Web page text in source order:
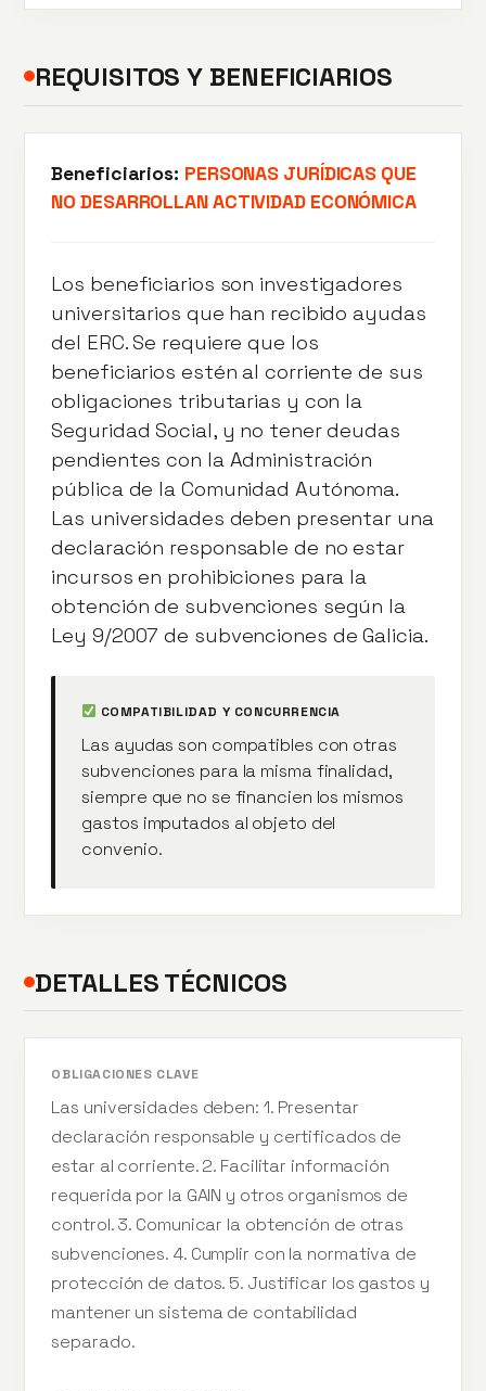
REQUISITOS Y BENEFICIARIOS
Beneficiarios: PERSONAS JURÍDICAS QUE
NO DESARROLLAN ACTIVIDAD ECONÓMICA
Los beneficiarios son investigadores
universitarios que han recibido ayudas
del ERC. Se requiere que los
beneficiarios estén al corriente de sus
obligaciones tributarias y con la
Seguridad Social, y no tener deudas
pendientes con la Administración
pública de la Comunidad Autónoma.
Las universidades deben presentar una
declaración responsable de no estar
incursos en prohibiciones para la
obtención de subvenciones según la
Ley 9/2007 de subvenciones de Galicia.
COMPATIBILIDAD Y CONCURRENCIA
Las ayudas son compatibles con otras
subvenciones para la misma finalidad,
siempre que no se financien los mismos
gastos imputados al objeto del
convenio.
DETALLES TÉCNICOS
OBLIGACIONES CLAVE
Las universidades deben: 1. Presentar
declaración responsable y certificados de
estar al corriente. 2. Facilitar información
requerida por la GAIN y otros organismos de
control. 3. Comunicar la obtención de otras
subvenciones. 4. Cumplir con la normativa de
protección de datos. 5. Justificar los gastos y
mantener un sistema de contabilidad
separado.